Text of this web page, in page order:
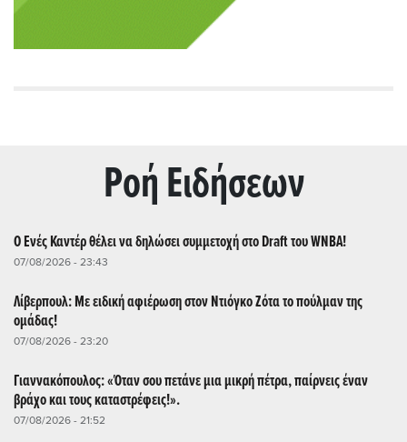
Ρoή Ειδήσεων
Ο Ενές Καντέρ θέλει να δηλώσει συμμετοχή στο Draft του WNBA!
07/08/2026 - 23:43
Λίβερπουλ: Με ειδική αφιέρωση στον Ντιόγκο Ζότα το πούλμαν της
ομάδας!
07/08/2026 - 23:20
Γιαννακόπουλος: «Όταν σου πετάνε μια μικρή πέτρα, παίρνεις έναν
βράχο και τους καταστρέφεις!».
07/08/2026 - 21:52